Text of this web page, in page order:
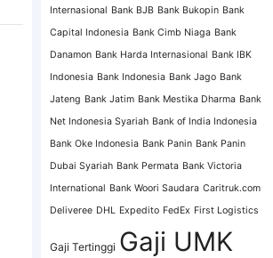
Internasional Bank BJB Bank Bukopin Bank
Capital Indonesia Bank Cimb Niaga Bank
Danamon Bank Harda Internasional Bank IBK
Indonesia Bank Indonesia Bank Jago Bank
Jateng Bank Jatim Bank Mestika Dharma Bank
Net Indonesia Syariah Bank of India Indonesia
Bank Oke Indonesia Bank Panin Bank Panin
Dubai Syariah Bank Permata Bank Victoria
International Bank Woori Saudara Caritruk.com
Deliveree DHL Expedito FedEx First Logistics
Gaji Tertinggi Gaji UMK